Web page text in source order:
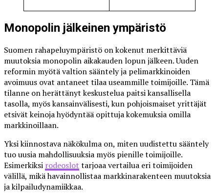
Monopolin jälkeinen ympäristö
Suomen rahapeluympäristö on kokenut merkittäviä
muutoksia monopolin aikakauden lopun jälkeen. Uuden
reformin myötä valtion sääntely ja pelimarkkinoiden
avoimuus ovat antaneet tilaa useammille toimijoille. Tämä
tilanne on herättänyt keskustelua paitsi kansallisella
tasolla, myös kansainvälisesti, kun pohjoismaiset yrittäjät
etsivät keinoja hyödyntää opittuja kokemuksia omilla
markkinoillaan.
Yksi kiinnostava näkökulma on, miten uudistettu sääntely
tuo uusia mahdollisuuksia myös pienille toimijoille.
Esimerkiksi rodeoslot tarjoaa vertailua eri toimijoiden
välillä, mikä havainnollistaa markkinarakenteen muutoksia
ja kilpailudynamiikkaa.